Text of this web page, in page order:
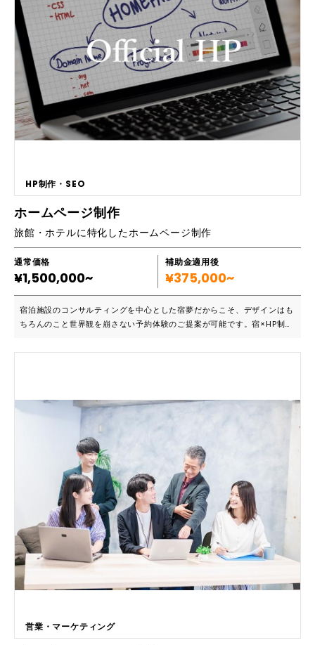
HP制作・SEO
ホームページ制作
旅館・ホテルに特化したホームページ制作
通常価格
¥1,500,000~
補助金適用後
¥375,000~
宿泊施設のコンサルティングを中心とした宿夢だからこそ、デザインはも
ちろんのこと世界観を崩さない予約体験のご提案が可能です。宿×HP制作
P制作会社は多いが、旅館・ホテルの専門家に依頼したい ・デザインだけ
ンディングを崩さず公式HPを作成いたします。 ■導入実績など https://
www.fugakugunjo.jp/ ■主要機能一覧 〇ブランディング ビジュアルデ
ザインを通して、施設様の魅力並びに価値を最大限に正しくユーザーに伝
えていきます。 〇適切なUIUXを アクセスログをダッシュボードで分析
し、使用されている端末、 アクセスの時間帯の傾向、離脱の多いページ
の傾向などなど、 アクセスいていただいている、お客様が迷わない、最
適なUIUXをご提案。 〇SEOの最適化 実績のあるスタッフが、評価される
ページの作り方をご提案。
営業・マーケティング